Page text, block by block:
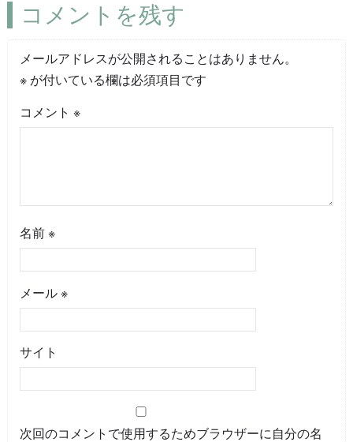
コメントを残す
メールアドレスが公開されることはありません。
※が付いている欄は必須項目です
コメント ※
名前 ※
メール ※
サイト
次回のコメントで使用するためブラウザーに自分の名